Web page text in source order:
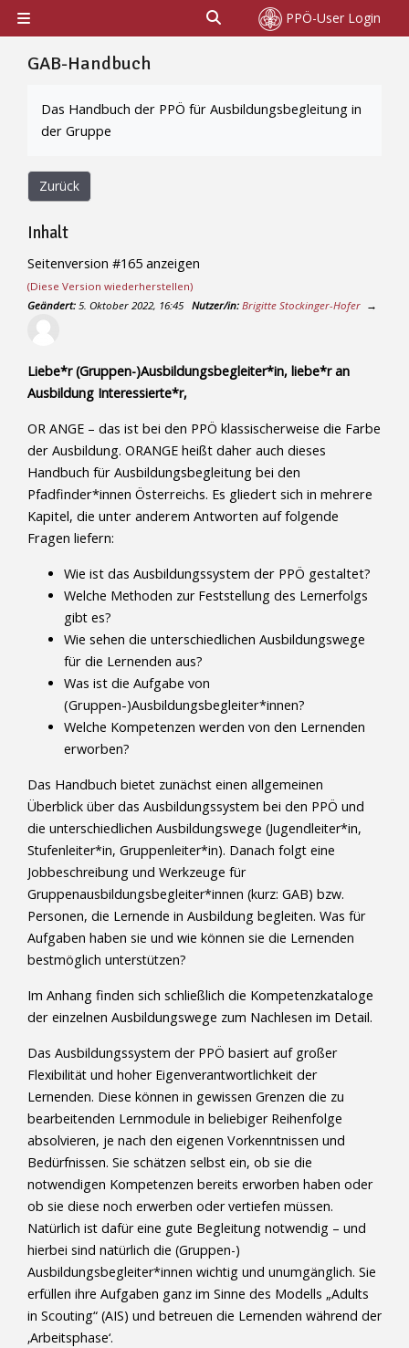
Zum Hauptinhalt
Website-Übersicht
Sucheingabe umschalten
PPÖ-User Login
GAB-Handbuch
Das Handbuch der PPÖ für Ausbildungsbegleitung in
der Gruppe
Zurück
Inhalt
Seitenversion #165 anzeigen
(Diese Version wiederherstellen)
Geändert: 5. Oktober 2022, 16:45 Nutzer/in: Brigitte Stockinger-Hofer →
Liebe*r (Gruppen-)Ausbildungsbegleiter*in, liebe*r an
Ausbildung Interessierte*r,
OR ANGE – das ist bei den PPÖ klassischerweise die Farbe
der Ausbildung. ORANGE heißt daher auch dieses
Handbuch für Ausbildungsbegleitung bei den
Pfadfinder*innen Österreichs. Es gliedert sich in mehrere
Kapitel, die unter anderem Antworten auf folgende
Fragen liefern:
Wie ist das Ausbildungssystem der PPÖ gestaltet?
Welche Methoden zur Feststellung des Lernerfolgs
gibt es?
Wie sehen die unterschiedlichen Ausbildungswege
für die Lernenden aus?
Was ist die Aufgabe von
(Gruppen-)Ausbildungsbegleiter*innen?
Welche Kompetenzen werden von den Lernenden
erworben?
Das Handbuch bietet zunächst einen allgemeinen
Überblick über das Ausbildungssystem bei den PPÖ und
die unterschiedlichen Ausbildungswege (Jugendleiter*in,
Stufenleiter*in, Gruppenleiter*in). Danach folgt eine
Jobbeschreibung und Werkzeuge für
Gruppenausbildungsbegleiter*innen (kurz: GAB) bzw.
Personen, die Lernende in Ausbildung begleiten. Was für
Aufgaben haben sie und wie können sie die Lernenden
bestmöglich unterstützen?
Im Anhang finden sich schließlich die Kompetenzkataloge
der einzelnen Ausbildungswege zum Nachlesen im Detail.
Das Ausbildungssystem der PPÖ basiert auf großer
Flexibilität und hoher Eigenverantwortlichkeit der
Lernenden. Diese können in gewissen Grenzen die zu
bearbeitenden Lernmodule in beliebiger Reihenfolge
absolvieren, je nach den eigenen Vorkenntnissen und
Bedürfnissen. Sie schätzen selbst ein, ob sie die
notwendigen Kompetenzen bereits erworben haben oder
ob sie diese noch erwerben oder vertiefen müssen.
Natürlich ist dafür eine gute Begleitung notwendig – und
hierbei sind natürlich die (Gruppen-)
Ausbildungsbegleiter*innen wichtig und unumgänglich. Sie
erfüllen ihre Aufgaben ganz im Sinne des Modells „Adults
in Scouting“ (AIS) und betreuen die Lernenden während der
‚Arbeitsphase‘.